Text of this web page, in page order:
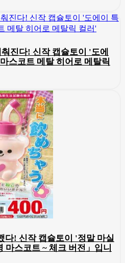
진다! 신작 캡슐토이 '도에
스코트 메탈 히어로 메탈릭
다! 신작 캡슐토이 '정말 마실
마스코트 ~ 체크 버전」입니